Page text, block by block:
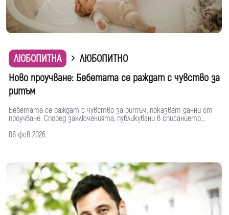
ЛЮБОПИТНА
ЛЮБОПИТНО
Ново проучване: Бебетата се раждат с чувство за
ритъм
Бебетата се раждат с чувство за ритъм, показват данни от
проучване. Според заключенията, публикувани в списанието...
08 фев 2026